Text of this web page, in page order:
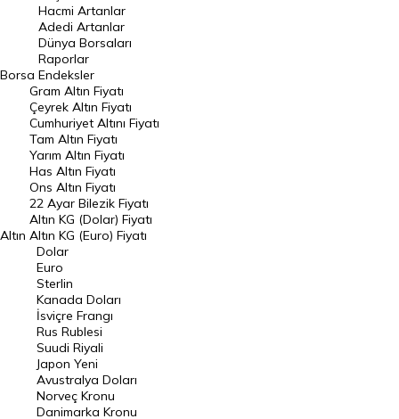
Hacmi Artanlar
Geçmiş Kapanışlar
Dünya Borsaları
Raporlar
Endeksler
DÖVİZ
Döviz Kuru
Dolar Kuru
Euro Kuru
Pound Kuru
Frank Kuru
Riyal Kuru
Avustralya Doları
Danimarka Kronu Kuru
Borsa
Hacmi Artanlar
Adedi Artanlar
Dünya Borsaları
Raporlar
Endeksler
Altın
Gram Altın Fiyatı
Çeyrek Altın Fiyatı
Cumhuriyet Altını Fiyatı
Tam Altın Fiyatı
Yarım Altın Fiyatı
Has Altın Fiyatı
Ons Altın Fiyatı
22 Ayar Bilezik Fiyatı
Altın KG (Dolar) Fiyatı
Altın KG (Euro) Fiyatı
Dolar
Euro
Sterlin
Kanada Doları
İsviçre Frangı
Rus Rublesi
Suudi Riyali
Japon Yeni
Avustralya Doları
Norveç Kronu
Danimarka Kronu